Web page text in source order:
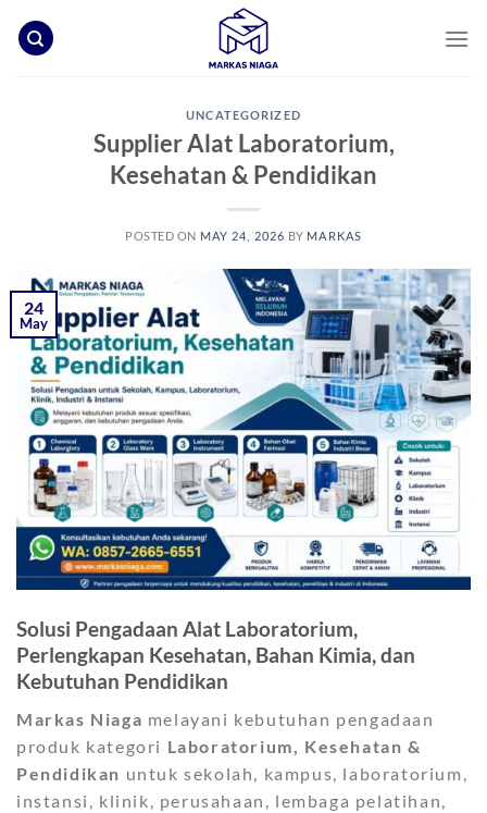
to
UNCATEGORIZED
Supplier Alat Laboratorium,
Kesehatan & Pendidikan
POSTED ON MAY 24, 2026 BY MARKAS
24
May
Solusi Pengadaan Alat Laboratorium,
Perlengkapan Kesehatan, Bahan Kimia, dan
Kebutuhan Pendidikan
Markas Niaga melayani kebutuhan pengadaan
produk kategori Laboratorium, Kesehatan &
Pendidikan untuk sekolah, kampus, laboratorium,
instansi, klinik, perusahaan, lembaga pelatihan,